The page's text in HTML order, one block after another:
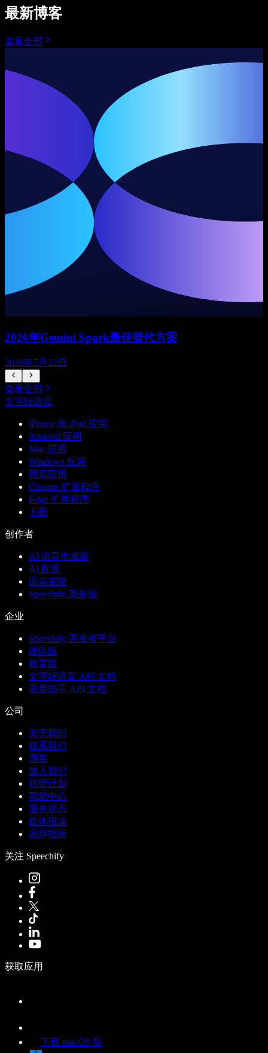
最新博客
查看全部
2026年Gemini Spark最佳替代方案
2026年5月22日
查看全部
文字转语音
iPhone 和 iPad 应用
Android 应用
Mac 应用
Windows 应用
网页应用
Chrome 扩展程序
Edge 扩展程序
下载
创作者
AI 语音生成器
AI 配音
语音克隆
Speechify 商务版
企业
Speechify 开发者平台
团队版
教育版
文字转语音 API 文档
语音助手 API 文档
公司
关于我们
联系我们
博客
加入我们
联盟计划
帮助中心
服务状态
媒体报道
品牌指南
关注 Speechify
获取应用
下载 macOS 版